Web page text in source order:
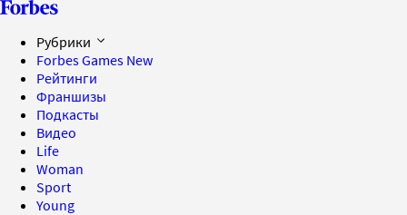
Рубрики
Forbes Games New
Рейтинги
Франшизы
Подкасты
Видео
Life
Woman
Sport
Young